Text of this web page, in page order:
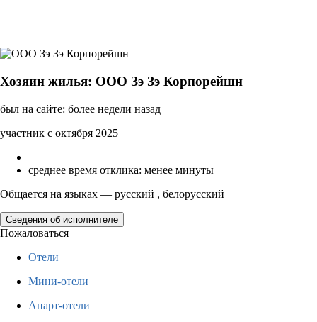
Хозяин жилья: ООО Зэ Зэ Корпорейшн
был на сайте: более недели назад
участник с октября 2025
среднее время отклика: менее минуты
Общается на языках — русский , белорусский
Сведения об исполнителе
Пожаловаться
Отели
Мини-отели
Апарт-отели